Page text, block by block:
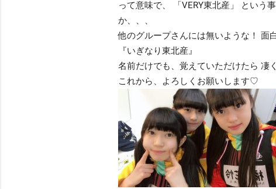
って意味で、 「VERY東北産」 という
か、、、
他のグループさんには無いような！ 面
『いぎなり東北産』
名前だけでも、覚えていただけたら 凄
これから、よろしくお願いします♡